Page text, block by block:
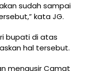
sudah sampai
kata JG.
bupati di atas
hal tersebut.
mengusir Camat